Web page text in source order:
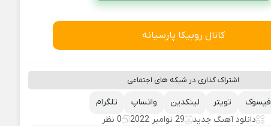
کانال روبیکا پارسیانه
اشتراک گذاری در شبکه های اجتماعی
تلگرام واتساپ لینکدین تویتر
فیسوک
دانلود آهنگ جدید
29 نوامبر 2022
0 نظر